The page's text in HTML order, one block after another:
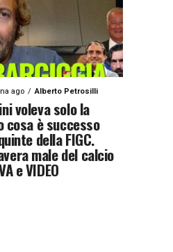
ago Alberto Petrosilli
voleva solo la
cosa è successo
della FIGC.
male del calcio
e VIDEO